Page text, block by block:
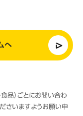
へ
食品）ごとにお問い合わ
さいますようお願い申